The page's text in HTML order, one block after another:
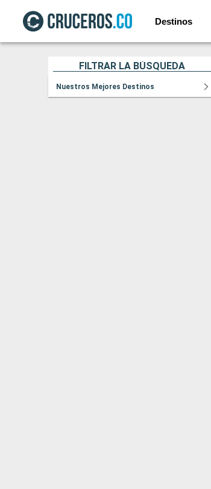
Destinos
FILTRAR LA BÚSQUEDA
Nuestros Mejores Destinos